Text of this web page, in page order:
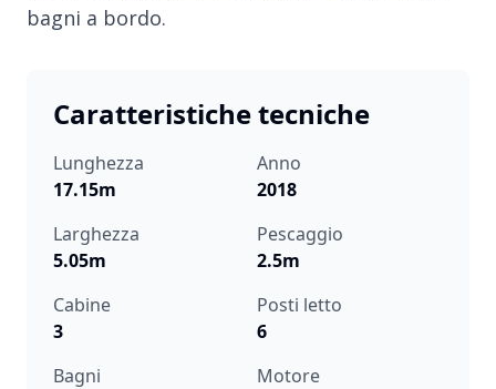
bagni a bordo.
Caratteristiche tecniche
Lunghezza
17.15m
Anno
2018
Larghezza
5.05m
Pescaggio
2.5m
Cabine
3
Posti letto
6
Bagni
Motore